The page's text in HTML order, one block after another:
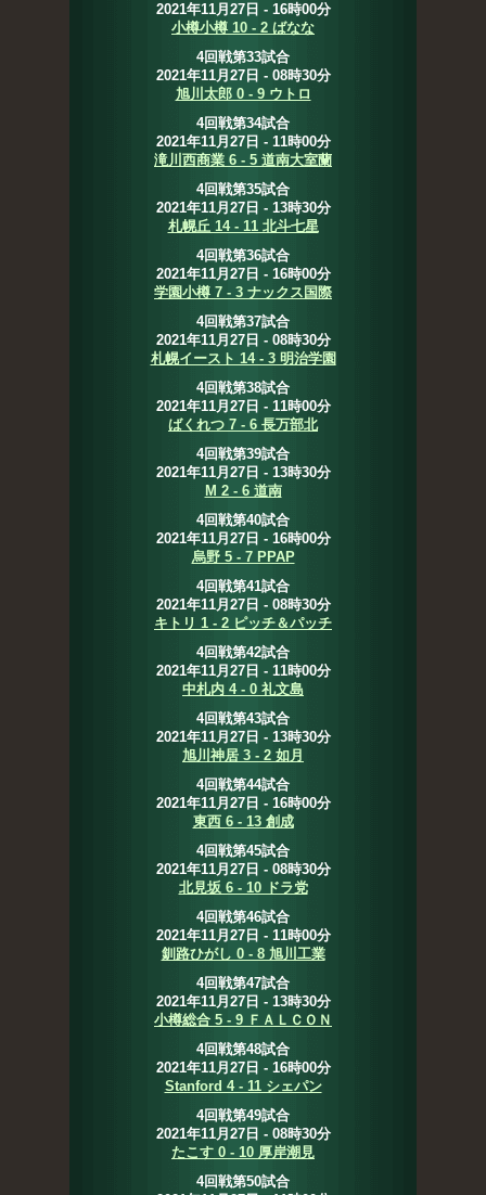
2021年11月27日 - 16時00分
小樽小樽 10 - 2 ばなな
4回戦第33試合
2021年11月27日 - 08時30分
旭川太郎 0 - 9 ウトロ
4回戦第34試合
2021年11月27日 - 11時00分
滝川西商業 6 - 5 道南大室蘭
4回戦第35試合
2021年11月27日 - 13時30分
札幌丘 14 - 11 北斗七星
4回戦第36試合
2021年11月27日 - 16時00分
学園小樽 7 - 3 ナックス国際
4回戦第37試合
2021年11月27日 - 08時30分
札幌イースト 14 - 3 明治学園
4回戦第38試合
2021年11月27日 - 11時00分
ばくれつ 7 - 6 長万部北
4回戦第39試合
2021年11月27日 - 13時30分
M 2 - 6 道南
4回戦第40試合
2021年11月27日 - 16時00分
烏野 5 - 7 PPAP
4回戦第41試合
2021年11月27日 - 08時30分
キトリ 1 - 2 ピッチ＆パッチ
4回戦第42試合
2021年11月27日 - 11時00分
中札内 4 - 0 礼文島
4回戦第43試合
2021年11月27日 - 13時30分
旭川神居 3 - 2 如月
4回戦第44試合
2021年11月27日 - 16時00分
東西 6 - 13 創成
4回戦第45試合
2021年11月27日 - 08時30分
北見坂 6 - 10 ドラ党
4回戦第46試合
2021年11月27日 - 11時00分
釧路ひがし 0 - 8 旭川工業
4回戦第47試合
2021年11月27日 - 13時30分
小樽総合 5 - 9 ＦＡＬＣＯＮ
4回戦第48試合
2021年11月27日 - 16時00分
Stanford 4 - 11 シェパン
4回戦第49試合
2021年11月27日 - 08時30分
たこす 0 - 10 厚岸潮見
4回戦第50試合